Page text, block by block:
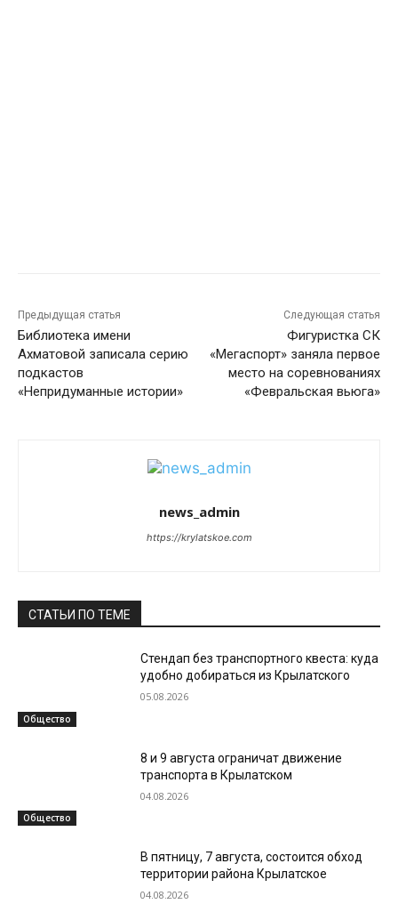
Предыдущая статья
Библиотека имени
Ахматовой записала серию
подкастов
«Непридуманные истории»
Следующая статья
Фигуристка СК
«Мегаспорт» заняла первое
место на соревнованиях
«Февральская вьюга»
news_admin
https://krylatskoe.com
СТАТЬИ ПО ТЕМЕ
Общество
Стендап без транспортного квеста: куда
удобно добираться из Крылатского
05.08.2026
Общество
8 и 9 августа ограничат движение
транспорта в Крылатском
04.08.2026
В пятницу, 7 августа, состоится обход
территории района Крылатское
04.08.2026